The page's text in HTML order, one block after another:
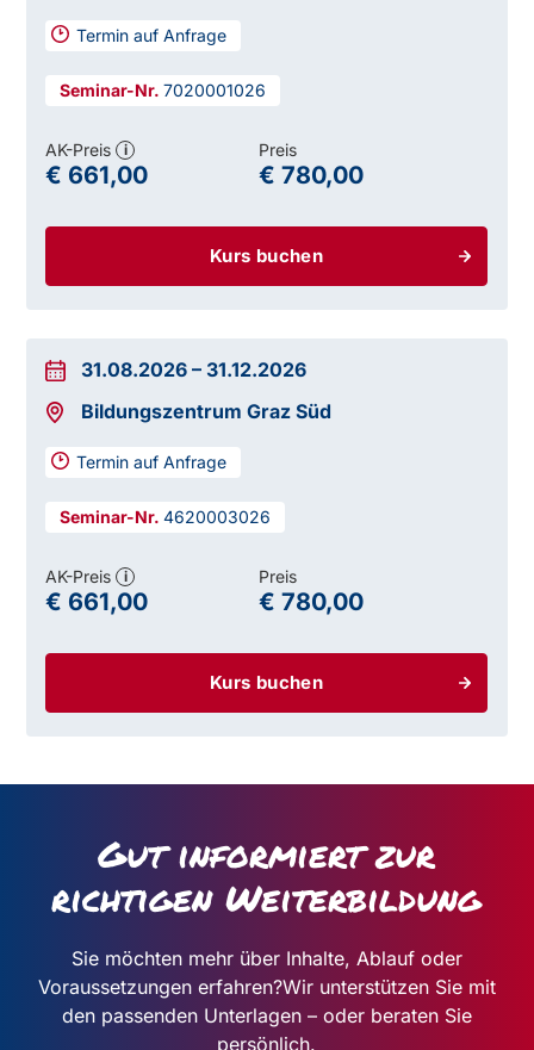
Termin auf Anfrage
7020001026
Kurs buchen
AK-Preis i
€ 661,00
Preis
€ 780,00
31.08.2026 – 31.12.2026
Bildungszentrum Graz Süd
Termin auf Anfrage
4620003026
Kurs buchen
AK-Preis i
€ 661,00
Preis
€ 780,00
Gut informiert zur
richtigen Weiterbildung
Sie möchten mehr über Inhalte, Ablauf oder
Voraussetzungen erfahren?Wir unterstützen Sie mit
den passenden Unterlagen – oder beraten Sie
persönlich.